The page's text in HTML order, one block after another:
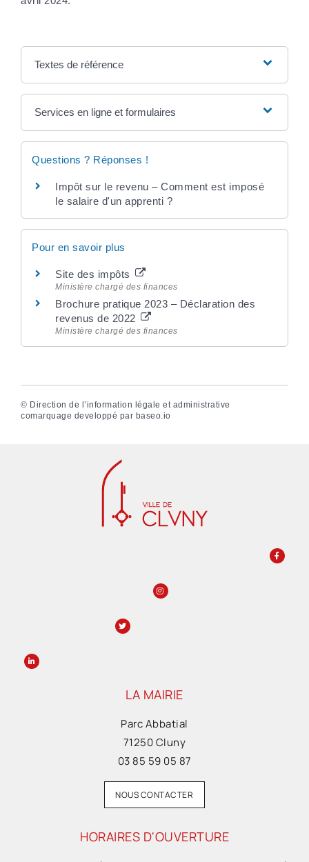
Textes de référence
Services en ligne et formulaires
Questions ? Réponses !
Impôt sur le revenu – Comment est imposé
le salaire d'un apprenti ?
Pour en savoir plus
Site des impôts
Ministère chargé des finances
Brochure pratique 2023 – Déclaration des
revenus de 2022
Ministère chargé des finances
© Direction de l’information légale et administrative
comarquage developpé par baseo.io
LA MAIRIE
Parc Abbatial
71250 Cluny
03 85 59 05 87
NOUS CONTACTER
HORAIRES D'OUVERTURE